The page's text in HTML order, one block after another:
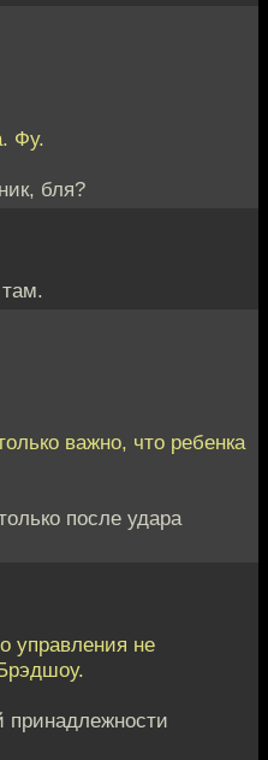
Фу.
бля?
важно, что ребенка
после удара
управления не
принадлежности